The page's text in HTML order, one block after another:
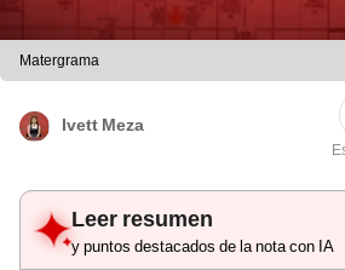
Matergrama
Ivett Meza
Leer resumen
y puntos destacados de la nota con IA